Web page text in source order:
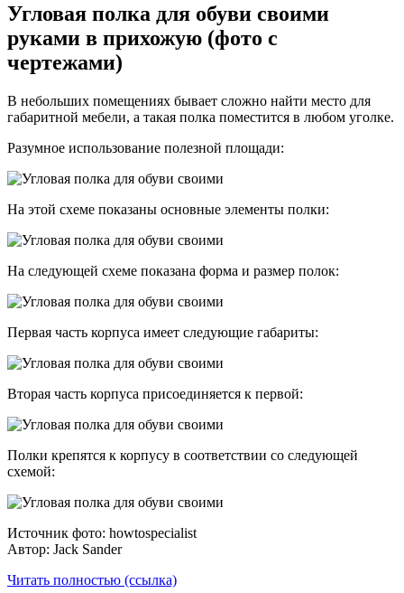
Угловая полка для обуви своими
руками в прихожую (фото с
чертежами)
В небольших помещениях бывает сложно найти место для
габаритной мебели, а такая полка поместится в любом уголке.
Разумное использование полезной площади:
На этой схеме показаны основные элементы полки:
На следующей схеме показана форма и размер полок:
Первая часть корпуса имеет следующие габариты:
Вторая часть корпуса присоединяется к первой:
Полки крепятся к корпусу в соответствии со следующей
схемой:
Источник фото: howtospecialist
Автор: Jack Sander
Читать полностью (ссылка)